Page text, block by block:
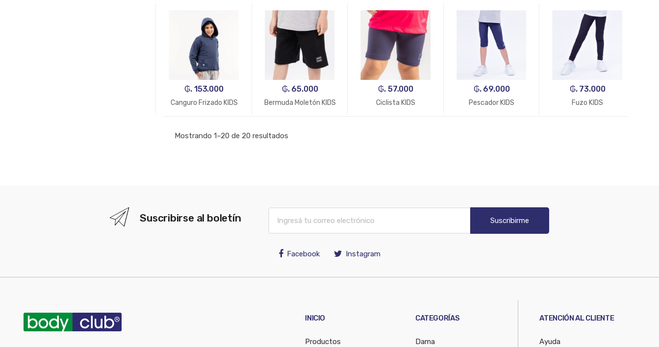
₲. 153.000
Canguro Frizado KIDS
₲. 65.000
Bermuda Moletón KIDS
₲. 57.000
Ciclista KIDS
₲. 69.000
Pescador KIDS
₲. 73.000
Fuzo KIDS
Mostrando 1–20 de 20 resultados
Suscribirse al boletín Suscribirme
Facebook Instagram
INICIO
Productos
CATEGORÍAS
Dama
ATENCIÓN AL CLIENTE
Ayuda